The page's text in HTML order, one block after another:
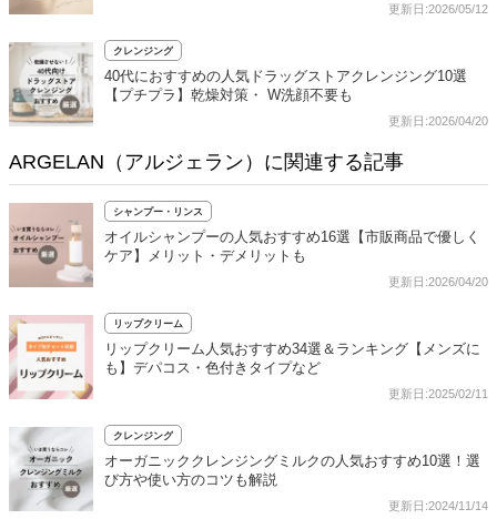
更新日:2026/05/12
クレンジング
40代におすすめの人気ドラッグストアクレンジング10選
【プチプラ】乾燥対策・ W洗顔不要も
更新日:2026/04/20
ARGELAN（アルジェラン）に関連する記事
シャンプー・リンス
オイルシャンプーの人気おすすめ16選【市販商品で優しく
ケア】メリット・デメリットも
更新日:2026/04/20
リップクリーム
リップクリーム人気おすすめ34選＆ランキング【メンズに
も】デパコス・色付きタイプなど
更新日:2025/02/11
クレンジング
オーガニッククレンジングミルクの人気おすすめ10選！選
び方や使い方のコツも解説
更新日:2024/11/14